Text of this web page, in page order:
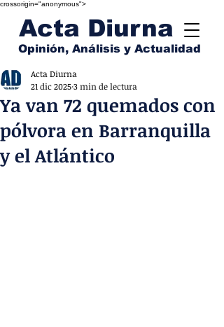
crossorigin="anonymous">
Acta Diurna
Opinión, Análisis y Actualidad
Ya van 72 quemados con
pólvora en Barranquilla
y el Atlántico
Acta Diurna
21 dic 20253 min de lectura